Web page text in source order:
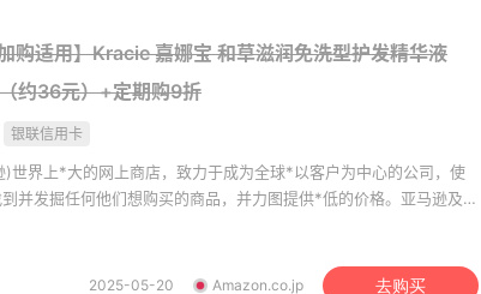
购适用】Kracie 嘉娜宝 和草滋润免洗型护发精华液
约36元）+定期购9折
银联信用卡
世界上*大的网上商店，致力于成为全球*以客户为中心的公司，使
并发掘任何他们想购买的商品，并力图提供*低的价格。亚马逊及其
居园艺用品等。2025-05-20 Amazon.co.jp 去购买
苦巧咸酪碎银子 | 喜茶最夯的一杯️